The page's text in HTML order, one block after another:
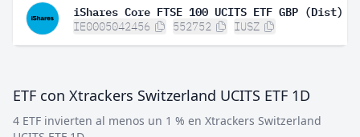
iShares Core FTSE 100 UCITS ETF GBP (Dist)
IE0005042456 552752 IUSZ
ETF con Xtrackers Switzerland UCITS ETF 1D
4 ETF invierten al menos un 1 % en Xtrackers Switzerland